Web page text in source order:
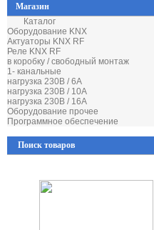
Магазин
Каталог
Оборудование KNX
Актуаторы KNX RF
Реле KNX RF
в коробку / свободный монтаж
1- канальные
нагрузка 230В / 6А
нагрузка 230В / 10А
нагрузка 230В / 16А
Оборудование прочее
Программное обеспечение
Поиск товаров